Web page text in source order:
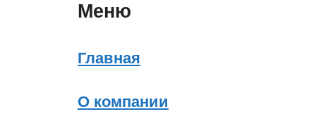
Меню
Главная
О компании